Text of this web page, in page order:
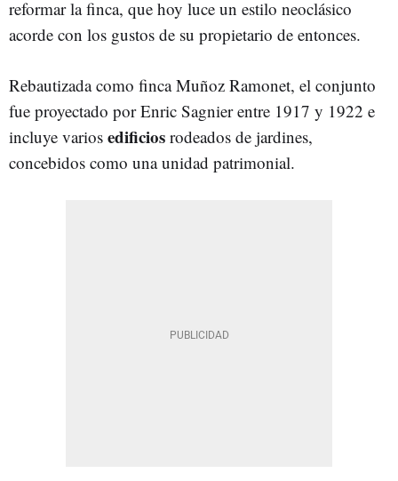
reformar la finca, que hoy luce un estilo neoclásico
acorde con los gustos de su propietario de entonces.
Rebautizada como finca Muñoz Ramonet, el conjunto
fue proyectado por Enric Sagnier entre 1917 y 1922 e
incluye varios edificios rodeados de jardines,
concebidos como una unidad patrimonial.